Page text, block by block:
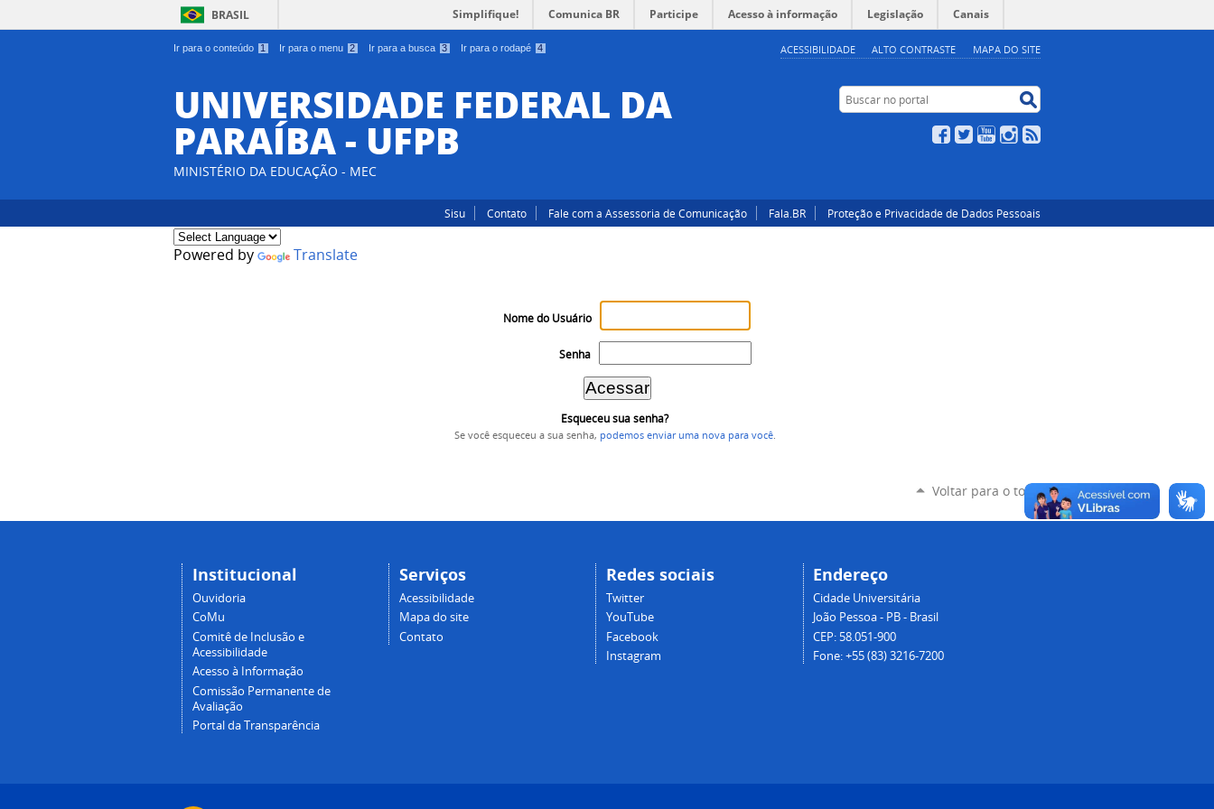
Ir para o conteúdo 1 Ir para o menu 2 Ir para a busca 3 Ir para o rodapé 4 ACESSIBILIDADE ALTO CONTRASTE MAPA DO SITE
BRASIL Simplifique! Comunica BR Participe Acesso à informação Legislação Canais
UNIVERSIDADE FEDERAL DA
PARAÍBA - UFPB
MINISTÉRIO DA EDUCAÇÃO - MEC
Buscar no portal
Facebook
TwitterYouTubeInstagram
Sisu Contato Fale com a Assessoria de Comunicação Fala.BR Proteção e Privacidade de Dados Pessoais
Powered by Translate
Nome do Usuário
Senha
Esqueceu sua senha?
Se você esqueceu a sua senha, podemos enviar uma nova para você.
Voltar para o topo
Institucional
Ouvidoria
CoMu
Comitê de Inclusão e
Acessibilidade
Acesso à Informação
Comissão Permanente de
Avaliação
Portal da Transparência
Serviços
Acessibilidade
Mapa do site
Contato
Redes sociais
Twitter
YouTube
Facebook
Instagram
Endereço
Cidade Universitária
João Pessoa - PB - Brasil
CEP: 58.051-900
Fone: +55 (83) 3216-7200